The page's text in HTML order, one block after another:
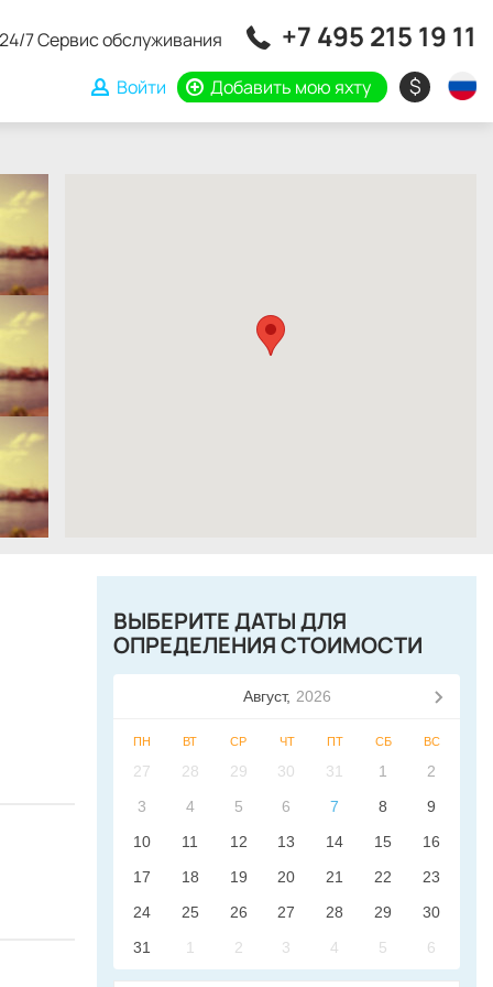
24/7 Сервис обслуживания +7 495 215 19 11
Войти Добавить мою яхту $
ВЫБЕРИТЕ ДАТЫ ДЛЯ
ОПРЕДЕЛЕНИЯ СТОИМОСТИ
Август, 2026
ПН ВТ СР ЧТ ПТ СБ ВС
27 28 29 30 31 1
2
3
4 5 6 7 8
9
10
11 12 13 14 15
16
17
18 19 20 21 22
23
24
25 26 27 28 29
30
31
1 2 3 4 5 6